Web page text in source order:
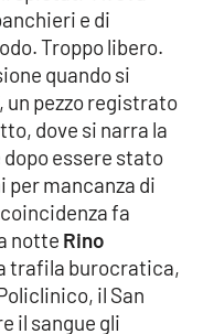
e di
Troppo libero.
quando si
, un pezzo registrato
dove si narra la
essere stato
per mancanza di
fa
notte Rino
trafila burocratica,
il San
il sangue gli